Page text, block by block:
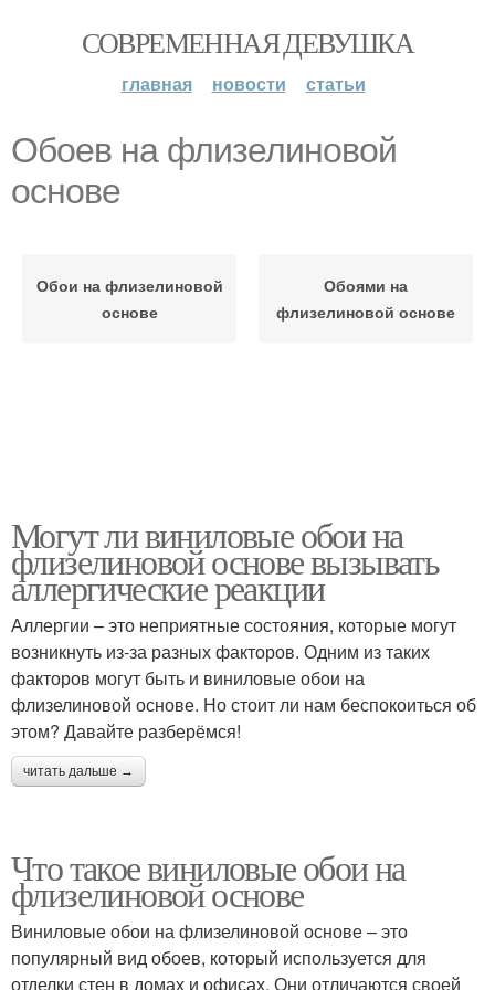
СОВРЕМЕННАЯ ДЕВУШКА
главная новости статьи
Обоев на флизелиновой
основе
Обои на флизелиновой
основе
Обоями на
флизелиновой основе
Могут ли виниловые обои на
флизелиновой основе вызывать
аллергические реакции
Аллергии – это неприятные состояния, которые могут
возникнуть из-за разных факторов. Одним из таких
факторов могут быть и виниловые обои на
флизелиновой основе. Но стоит ли нам беспокоиться об
этом? Давайте разберёмся!
читать дальше →
Что такое виниловые обои на
флизелиновой основе
Виниловые обои на флизелиновой основе – это
популярный вид обоев, который используется для
отделки стен в домах и офисах. Они отличаются своей